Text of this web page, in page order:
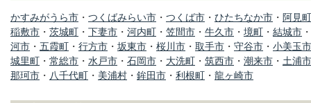
かすみがうら市 ・ つくばみらい市 ・ つくば市 ・ ひたちなか市 ・ 阿見町
稲敷市 ・ 茨城町 ・ 下妻市 ・ 河内町 ・ 笠間市 ・ 牛久市 ・ 境町 ・ 結城市 ・
河市 ・ 五霞町 ・ 行方市 ・ 坂東市 ・ 桜川市 ・ 取手市 ・ 守谷市 ・ 小美玉市
城里町 ・ 常総市 ・ 水戸市 ・ 石岡市 ・ 大洗町 ・ 筑西市 ・ 潮来市 ・ 土浦市
那珂市 ・ 八千代町 ・ 美浦村 ・ 鉾田市 ・ 利根町 ・ 龍ヶ崎市